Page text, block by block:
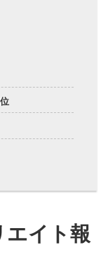
エイト報